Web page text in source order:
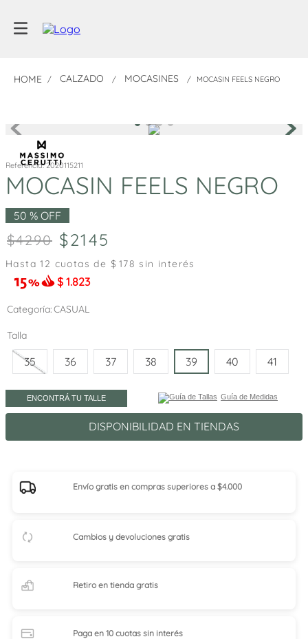
CALZADO MOCASINES MOCASIN FEELS NEGRO
Referencia:2020115211
MOCASIN FEELS NEGRO
50 % OFF
4290 2145
Hasta12 cuotas de $ 178 sin interés
$ 1.823
Categoría CASUAL
Talla
35 36 37 38 39 40 41
ENCONTRÁ TU TALLE Guía de Medidas
DISPONIBILIDAD EN TIENDAS
Envío gratis en compras superiores a $4.000
Cambios y devoluciones gratis
Retiro en tiendagratis
Paga en 10 cuotassin interés